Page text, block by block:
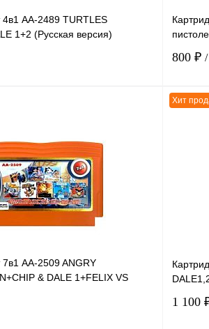
4в1 AA-2489 TURTLES
1+2 (Русская версия)
наличии
800 ₽
В
AA-2509 ANGRY
& DALE 1+FELIX VS
Хит
1 100